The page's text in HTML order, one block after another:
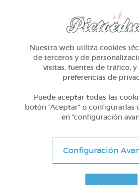
2º Primaria (7-8
Lo más sano en la cocina y 2
Nuestra web utiliza cookies
de terceros y de
visitas, fuentes de tráfico, y
preferencias de
Puede aceptar todas las
botón “Aceptar” o configurarlas
en “configuración
Configuración